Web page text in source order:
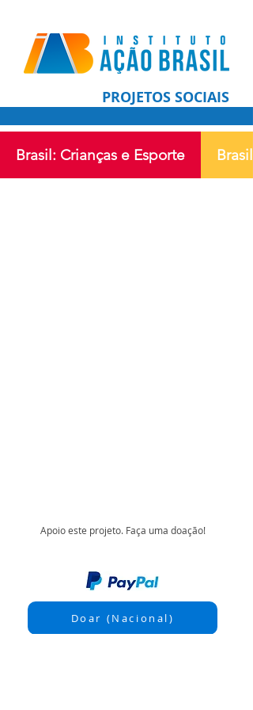
PROJETOS SOCIAIS
Brasil: Crianças e Esporte
Apoio este projeto. Faça uma doação!
Doar (Nacional)